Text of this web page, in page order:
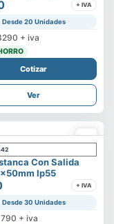
+ IVA
Desde 20 Unidades
+ iva
Cotizar
Ver
Con Salida
Ip55
+ IVA
Desde 30 Unidades
+ iva